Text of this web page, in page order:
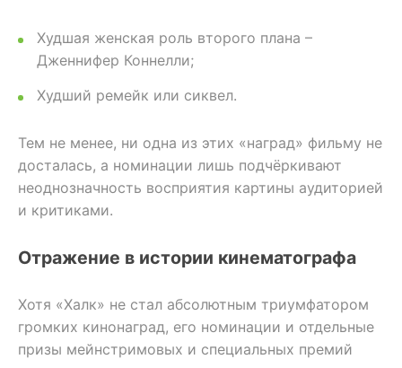
Худшая женская роль второго плана –
Дженнифер Коннелли;
Худший ремейк или сиквел.
Тем не менее, ни одна из этих «наград» фильму не
досталась, а номинации лишь подчёркивают
неоднозначность восприятия картины аудиторией
и критиками.
Отражение в истории кинематографа
Хотя «Халк» не стал абсолютным триумфатором
громких кинонаград, его номинации и отдельные
призы мейнстримовых и специальных премий